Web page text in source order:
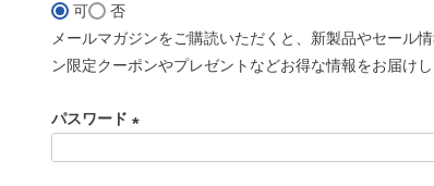
必
須
可
否
メールマガジンをご購読いただくと、新製品やセール
ン限定クーポンやプレゼントなどお得な情報をお届けし
パスワード